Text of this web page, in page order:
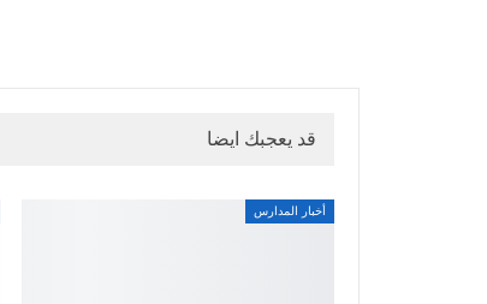
قد يعجبك ايضا
أخبار المدارس